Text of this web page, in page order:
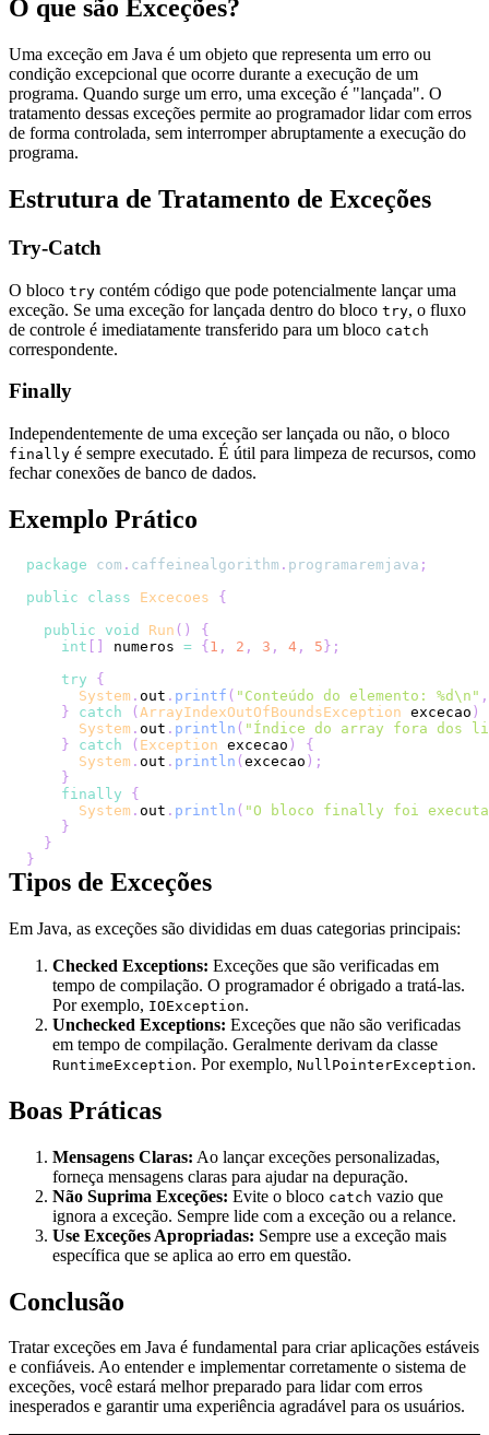
O que são Exceções?
Uma exceção em Java é um objeto que representa um erro ou
condição excepcional que ocorre durante a execução de um
programa. Quando surge um erro, uma exceção é "lançada". O
tratamento dessas exceções permite ao programador lidar com erros
de forma controlada, sem interromper abruptamente a execução do
programa.
Estrutura de Tratamento de Exceções
Try-Catch
O bloco try contém código que pode potencialmente lançar uma
exceção. Se uma exceção for lançada dentro do bloco try, o fluxo
de controle é imediatamente transferido para um bloco catch
correspondente.
Finally
Independentemente de uma exceção ser lançada ou não, o bloco
finally é sempre executado. É útil para limpeza de recursos, como
fechar conexões de banco de dados.
Exemplo Prático
package com . caffeinealgorithm . programaremjava ;
public
class Excecoes
{
public
void Run ( )
{
int
numeros = { 1 , 2 , 3 , 4 , 5 } ;
try
{
System . out . printf ( "Conteúdo do elemento: %d\n" ,
}
catch ( ArrayIndexOutOfBoundsException excecao )
System . out . println ( "Índice do array fora dos
}
catch ( Exception excecao )
{
System . out . println ( excecao ) ;
}
finally
{
System . out . println ( "O bloco finally foi
}
}
}
Tipos de Exceções
Em Java, as exceções são divididas em duas categorias principais:
Checked Exceptions: Exceções que são verificadas em
tempo de compilação. O programador é obrigado a tratá-las.
Por exemplo, IOException.
Unchecked Exceptions: Exceções que não são verificadas
em tempo de compilação. Geralmente derivam da classe
RuntimeException. Por exemplo, NullPointerException.
Boas Práticas
Mensagens Claras: Ao lançar exceções personalizadas,
forneça mensagens claras para ajudar na depuração.
Não Suprima Exceções: Evite o bloco catch vazio que
ignora a exceção. Sempre lide com a exceção ou a relance.
Use Exceções Apropriadas: Sempre use a exceção mais
específica que se aplica ao erro em questão.
Conclusão
Tratar exceções em Java é fundamental para criar aplicações estáveis
e confiáveis. Ao entender e implementar corretamente o sistema de
exceções, você estará melhor preparado para lidar com erros
inesperados e garantir uma experiência agradável para os usuários.